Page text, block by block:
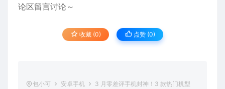
论区留言讨论～
收藏 (0) 点赞 (0)
包小可 安卓手机
3 月零差评手机封神！3 款热门机型